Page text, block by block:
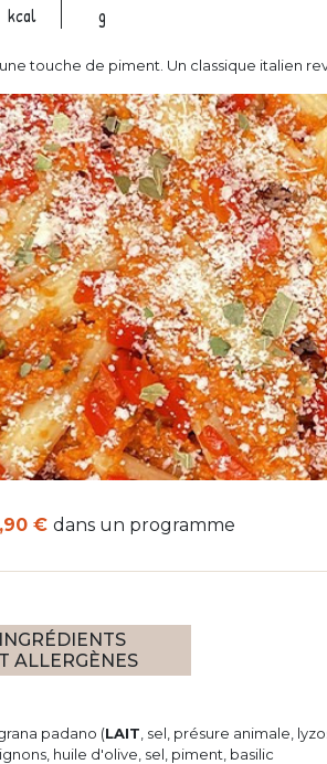
kcal g
touche de piment. Un classique italien
€ dans un programme
INGRÉDIENTS
ALLERGÈNES
padano (LAIT , sel, présure animale,
huile d'olive, sel, piment, basilic